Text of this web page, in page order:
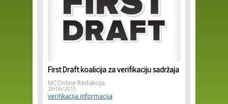
First Draft koalicija za verifikaciju sadržaja
MCOnline Redakcija
29/06/2015
verifikacija informacija